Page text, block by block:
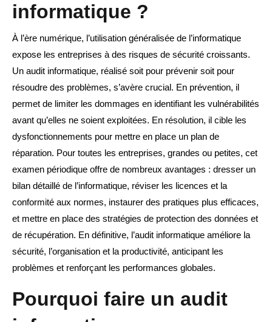
informatique ?
À l’ère numérique, l’utilisation généralisée de l’informatique
expose les entreprises à des risques de sécurité croissants.
Un audit informatique, réalisé soit pour prévenir soit pour
résoudre des problèmes, s’avère crucial. En prévention, il
permet de limiter les dommages en identifiant les vulnérabilités
avant qu’elles ne soient exploitées. En résolution, il cible les
dysfonctionnements pour mettre en place un plan de
réparation. Pour toutes les entreprises, grandes ou petites, cet
examen périodique offre de nombreux avantages : dresser un
bilan détaillé de l’informatique, réviser les licences et la
conformité aux normes, instaurer des pratiques plus efficaces,
et mettre en place des stratégies de protection des données et
de récupération. En définitive, l’audit informatique améliore la
sécurité, l’organisation et la productivité, anticipant les
problèmes et renforçant les performances globales.
Pourquoi faire un audit